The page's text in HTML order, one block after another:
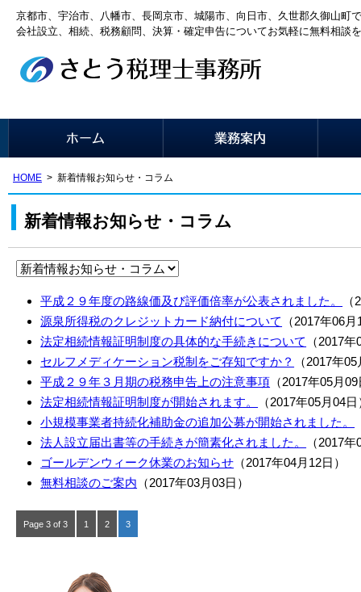
京都市、宇治市、八幡市、長岡京市、城陽市、向日市、久世郡久御山町
会社設立、相続、税務顧問、決算・確定申告についてお気軽に無料相談
HOME 新着情報お知らせ・コラム
新着情報お知らせ・コラム
平成２９年度の路線価及び評価倍率が公表されました。
源泉所得税のクレジットカード納付について
（2017年06
法定相続情報証明制度の具体的な手続きについて
（2017
セルフメディケーション税制をご存知ですか？
（2017年
平成２９年３月期の税務申告上の注意事項 （2017年05月
法定相続情報証明制度が開始されます。
（2017年05月04
小規模事業者持続化補助金の追加公募が開始されました。
法人設立届出書等の手続きが簡素化されました。
（2017
ゴールデンウィーク休業のお知らせ （2017年04月12日）
無料相談のご案内 （2017年03月03日）
Page 3 of 3 1 2 3